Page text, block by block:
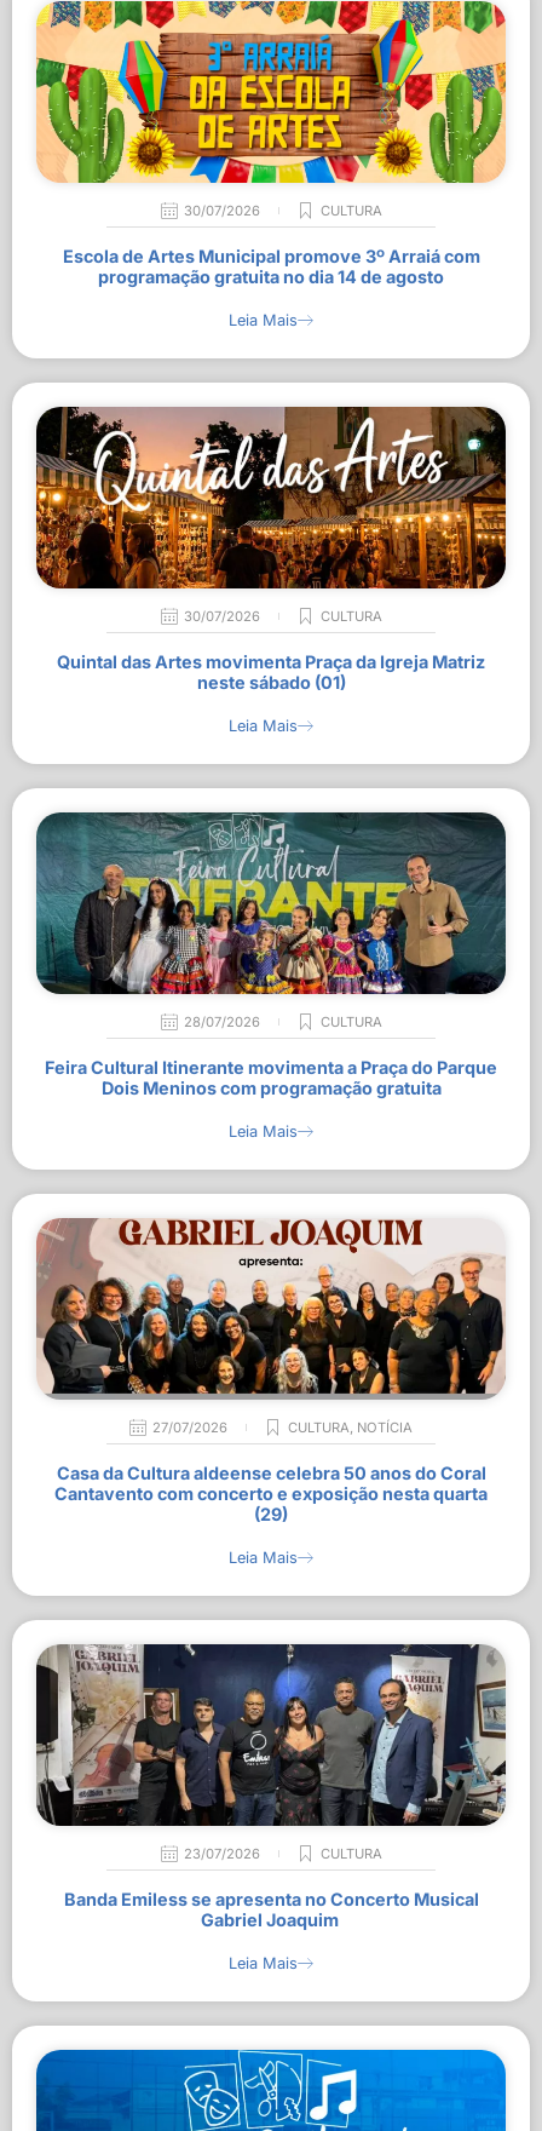
30/07/2026 CULTURA
Escola de Artes Municipal promove 3º Arraiá com
programação gratuita no dia 14 de agosto
Leia Mais
30/07/2026 CULTURA
Quintal das Artes movimenta Praça da Igreja Matriz
neste sábado (01)
Leia Mais
28/07/2026 CULTURA
Feira Cultural Itinerante movimenta a Praça do Parque
Dois Meninos com programação gratuita
Leia Mais
27/07/2026 CULTURA, NOTÍCIA
Casa da Cultura aldeense celebra 50 anos do Coral
Cantavento com concerto e exposição nesta quarta
(29)
Leia Mais
23/07/2026 CULTURA
Banda Emiless se apresenta no Concerto Musical
Gabriel Joaquim
Leia Mais